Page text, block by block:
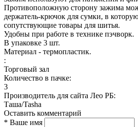
Противоположную сторону зажима
держатель-крючок для сумки, в
сопутствующие товары для шитья.
Удобны при работе в технике пэчворк.
В упаковке 3 шт.
Материал - термопластик.
:
Торговый зал
Количество в пачке:
3
Производитель для сайта Лео РБ:
Таша/Tasha
Оставить комментарий
* Ваше имя